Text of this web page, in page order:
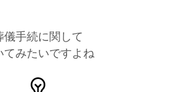
儀手続に関して
てみたいですよね